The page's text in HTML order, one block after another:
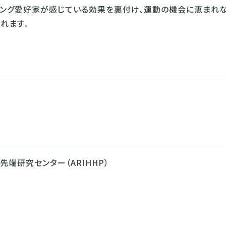
グ愛好家が感じている効果を裏付け、運動の機会に恵まれ
ます。
端研究センター（ARIHHP）